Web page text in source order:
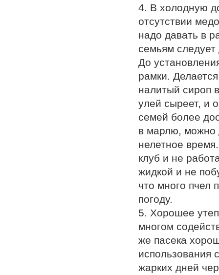
4. В холодную
отсутствии
надо давать в
семьям
До
рамки.
налитый сироп
улей сыреет, и
семей более
в марлю, можно
нелетное
клуб и не
жидкой и не
что много пчел
погоду.
5. Хорошее
многом
же пасека
использования
жарких дней